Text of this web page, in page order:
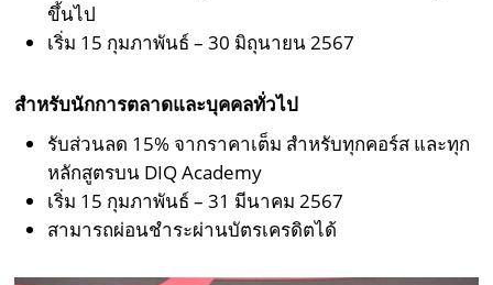
ขึ้นไป
เริ่ม 15 กุมภาพันธ์ – 30 มิถุนายน 2567
สำหรับนักการตลาดและบุคคลทั่วไป
รับส่วนลด 15% จากราคาเต็ม สำหรับทุกคอร์ส และทุก
หลักสูตรบน DIQ Academy
เริ่ม 15 กุมภาพันธ์ – 31 มีนาคม 2567
สามารถผ่อนชำระผ่านบัตรเครดิตได้